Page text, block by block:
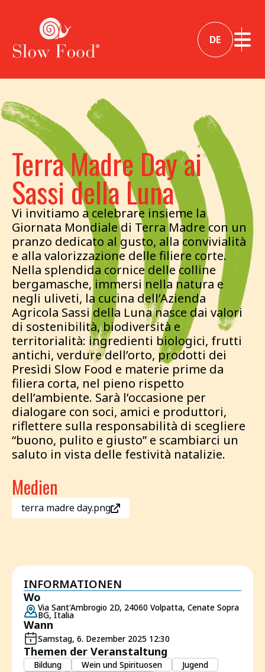
DE
Terra Madre Day ai
Sassi della Luna
Vi invitiamo a celebrare insieme la
Giornata Mondiale di Terra Madre con un
pranzo dedicato al gusto, alla convivialità
e alla valorizzazione delle filiere corte.
Nella splendida cornice delle colline
bergamasche, immersi nella natura e
negli uliveti, la cucina dell’Azienda
Agricola Sassi della Luna nasce dai valori
di sostenibilità, biodiversità e
territorialità: ingredienti biologici, frutti
antichi, verdure dell’orto, prodotti dei
Presìdi Slow Food e materie prime da
filiera corta, nel pieno rispetto
dell’ambiente. Sarà l’occasione per
dialogare con soci, amici e produttori,
riflettere sulla responsabilità di scegliere
“buono, pulito e giusto” e scambiarci un
saluto in vista delle festività natalizie.
Medien
terra madre day.png
INFORMATIONEN
Wo
Via Sant'Ambrogio 2D, 24060 Volpatta, Cenate Sopra
BG, Italia
Wann
Samstag, 6. Dezember 2025 12:30
Themen der Veranstaltung
Bildung Wein und Spirituosen
Jugend